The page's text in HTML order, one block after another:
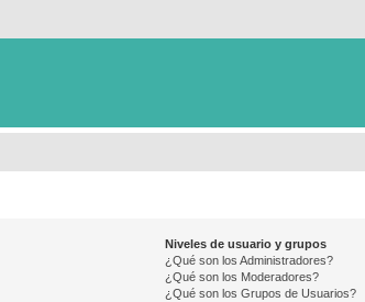
Niveles de usuario y grupos
¿Qué son los Administradores?
¿Qué son los Moderadores?
¿Qué son los Grupos de Usuarios?